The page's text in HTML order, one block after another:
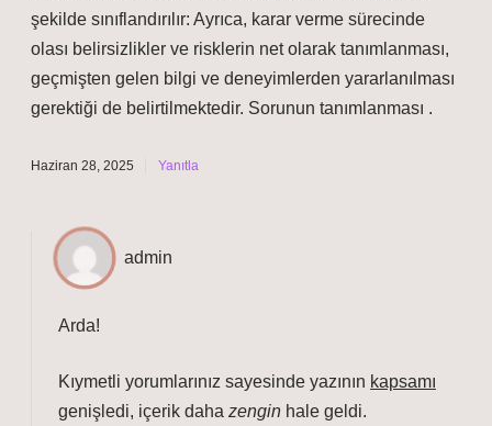
şekilde sınıflandırılır: Ayrıca, karar verme sürecinde
olası belirsizlikler ve risklerin net olarak tanımlanması,
geçmişten gelen bilgi ve deneyimlerden yararlanılması
gerektiği de belirtilmektedir. Sorunun tanımlanması .
Haziran 28, 2025 Yanıtla
admin
Arda!
Kıymetli yorumlarınız sayesinde yazının kapsamı
genişledi, içerik daha zengin hale geldi.